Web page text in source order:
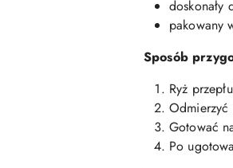
pakowany
Sposób
Ryż
Odmierzyć
Gotować
Po